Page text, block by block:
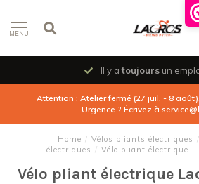
MENU
Il y atoujoursun
Attention : Atelier fermé (27 juil. - 8
Urgence ? Écrivez à
Home / Vélos pliants électriques /
électriques / Vélo pliant électrique -
Vélo pliant électrique